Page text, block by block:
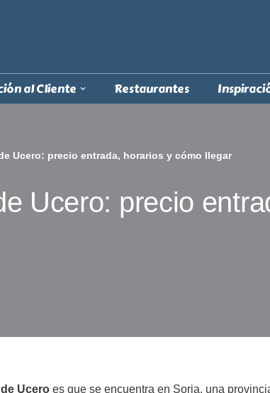
al Cliente Restaurantes
Ucero: precio entrada, horarios y cómo llegar
Ucero: precio
Ucero es que se encuentra en Soria, una